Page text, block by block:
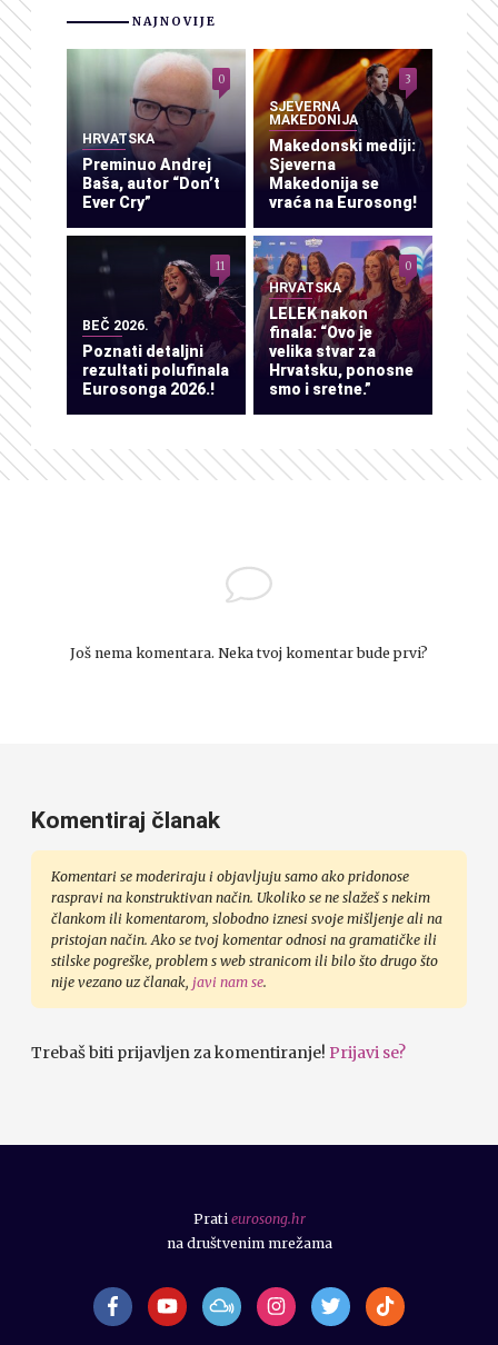
NAJNOVIJE
HRVATSKA
Preminuo Andrej
Baša, autor “Don’t
Ever Cry”
0
SJEVERNA
MAKEDONIJA
Makedonski mediji:
Sjeverna
Makedonija se
vraća na Eurosong!
3
BEČ 2026.
Poznati detaljni
rezultati polufinala
Eurosonga 2026.!
11
HRVATSKA
LELEK nakon
finala: “Ovo je
velika stvar za
Hrvatsku, ponosne
smo i sretne.”
0
Još nema komentara. Neka tvoj komentar bude prvi?
Komentiraj članak
Komentari se moderiraju i objavljuju samo ako pridonose
raspravi na konstruktivan način. Ukoliko se ne slažeš s nekim
člankom ili komentarom, slobodno iznesi svoje mišljenje ali na
pristojan način. Ako se tvoj komentar odnosi na gramatičke ili
stilske pogreške, problem s web stranicom ili bilo što drugo što
nije vezano uz članak, javi nam se.
Trebaš biti prijavljen za komentiranje! Prijavi se?
Prati eurosong.hr
na društvenim mrežama